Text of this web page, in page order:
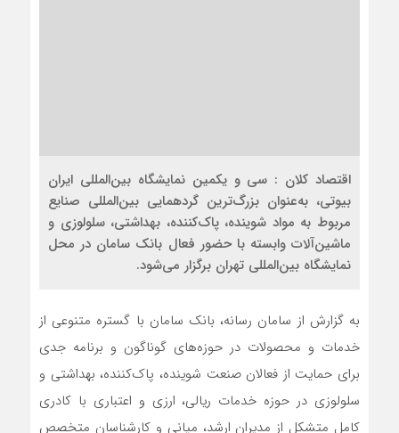
اقتصاد کلان : سی‌ و یکمین نمایشگاه بین‌المللی ایران
بیوتی، به‌عنوان بزرگ‌ترین گردهمایی بین‌المللی صنایع
مربوط به مواد شوینده، پاک‌کننده، بهداشتی، سلولوزی و
ماشین‌آلات وابسته با حضور فعال بانک سامان در محل
نمایشگاه بین‌المللی تهران برگزار می‌شود.
به گزارش از سامان رسانه، بانک سامان با گستره متنوعی از
خدمات و محصولات در حوزه‌های گوناگون و برنامه جدی
برای حمایت از فعالان صنعت شوینده، پاک‌کننده، بهداشتی و
سلولوزی در حوزه خدمات ریالی، ارزی و اعتباری با کادری
کامل متشکل از مدیران ارشد، میانی و کارشناسان متخصص